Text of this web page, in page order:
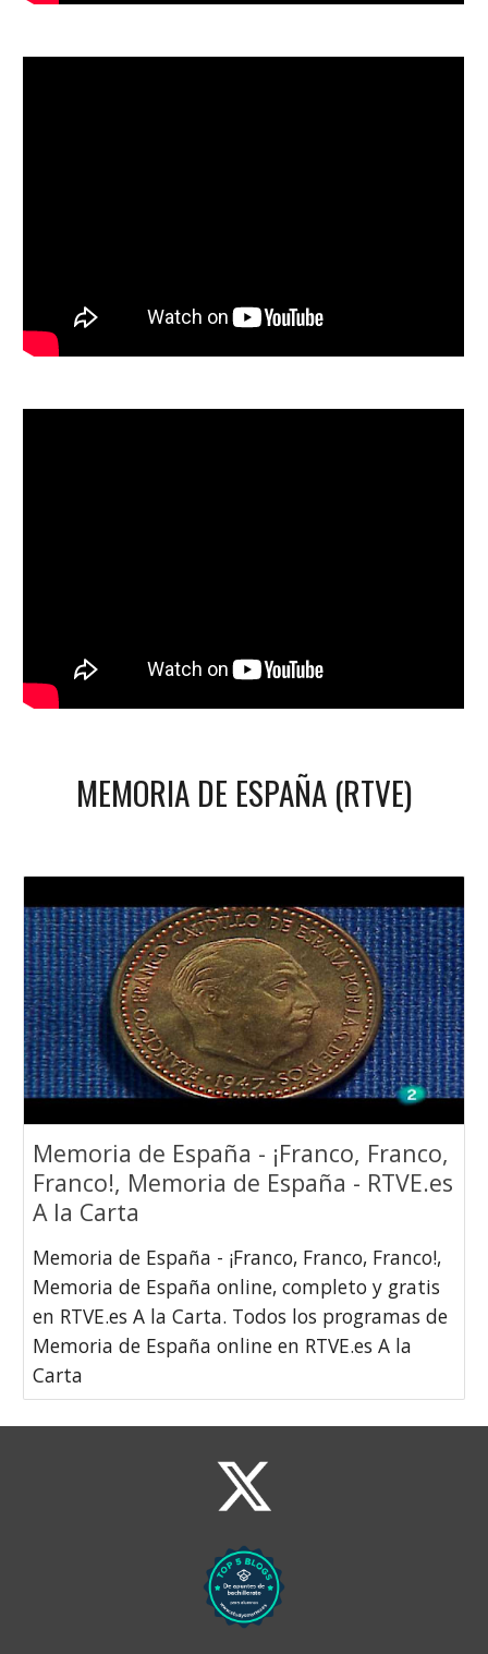
MEMORIA DE ESPAÑA (RTVE)
Memoria de España - ¡Franco, Franco,
Franco!, Memoria de España - RTVE.es
A la Carta
Memoria de España - ¡Franco, Franco, Franco!,
Memoria de España online, completo y gratis
en RTVE.es A la Carta. Todos los programas de
Memoria de España online en RTVE.es A la
Carta